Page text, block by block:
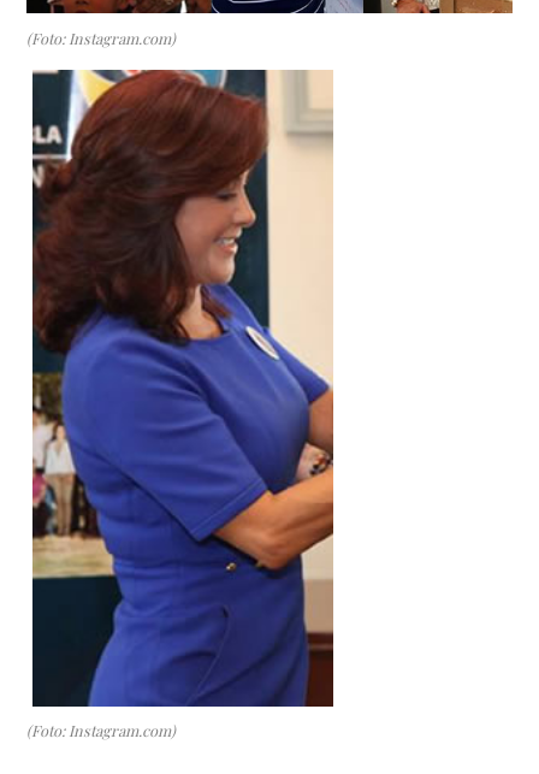
(Foto: Instagram.com)
(Foto: Instagram.com)